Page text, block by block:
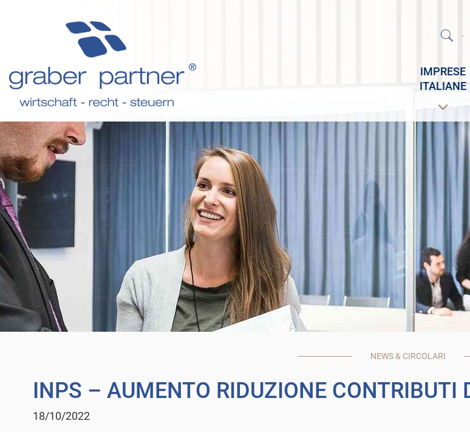
·
IMPRESE
ITALIANE
NEWS & CIRCOLARI
INPS – AUMENTO RIDUZIONE CONTRIBUTI
18/10/2022